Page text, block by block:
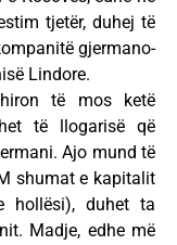
tjetër, duhej të
gjermano-
Lindore.
të mos ketë
të llogarisë që
Ajo mund të
shumat e kapitalit
hollësi), duhet ta
Madje, edhe më